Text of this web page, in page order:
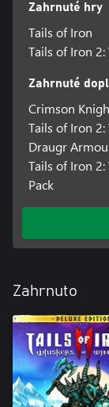
Zahrnuté hry
Tails of Iron
Tails of Iron
Zahrnuté
Crimson
Tails of Iron
Draugr
Tails of Iron
Pack
Zahrnuto